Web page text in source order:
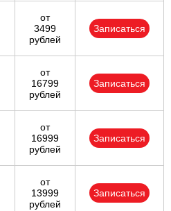
от
3499
рублей
Записаться
от
16799
рублей
Записаться
от
16999
рублей
Записаться
от
13999
рублей
Записаться